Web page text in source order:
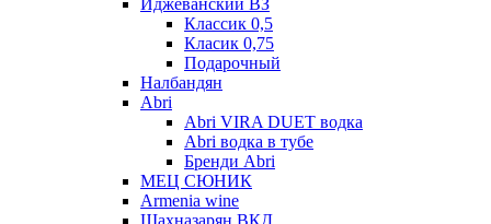
Иджеванский ВЗ
Классик 0,5
Класик 0,75
Подарочный
Налбандян
Abri
Abri VIRA DUET водка
Abri водка в тубе
Бренди Abri
МЕЦ СЮНИК
Armenia wine
Шахназарян ВКД